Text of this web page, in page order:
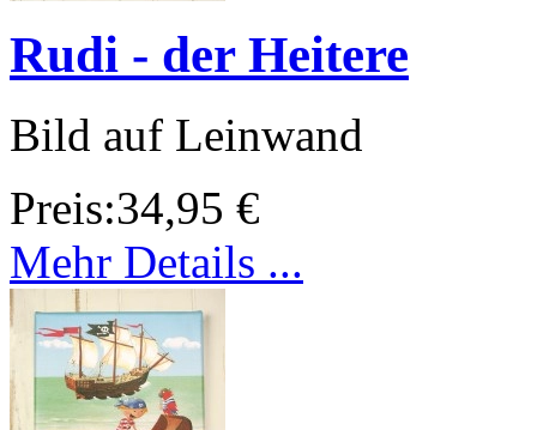
Rudi - der Heitere
Bild auf Leinwand
Preis:34,95 €
Mehr Details ...